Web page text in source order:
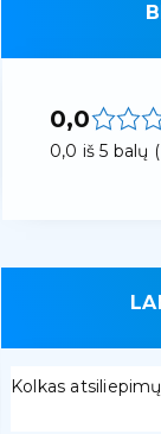
0,0
0,0 iš 5 balų
Kolkas